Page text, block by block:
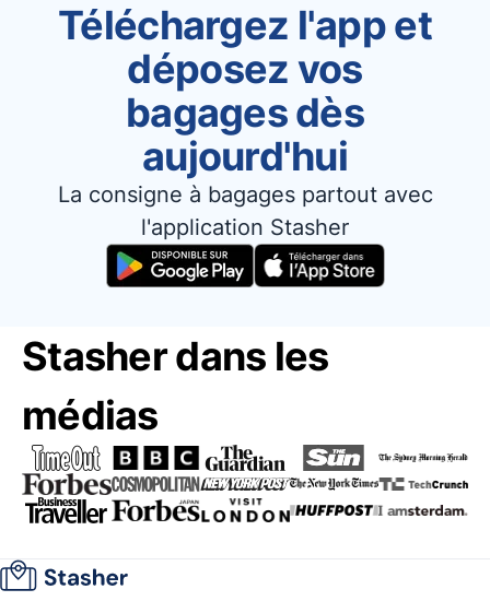
Téléchargez l'app et
déposez vos
bagages dès
aujourd'hui
La consigne à bagages partout avec
l'application Stasher
Stasher dans les
médias